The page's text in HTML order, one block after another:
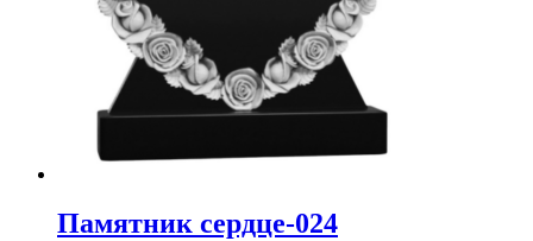
Памятник сердце-024